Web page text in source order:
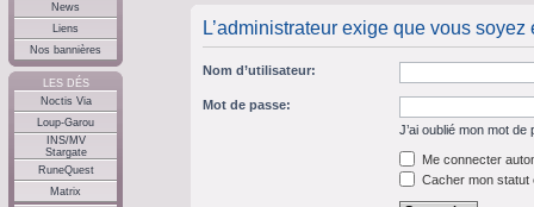
News
Liens
Nos bannières
LES DÉS
Noctis Via
Loup-Garou
INS/MV
Stargate
RuneQuest
Matrix
L’administrateur exige que vous
Nom d’utilisateur:
Mot de passe:
J’ai oublié mon mot de
Me connecter
Cacher mon statut